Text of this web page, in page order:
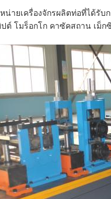
ายเครื่องจักรผลิตท่อที่ได้รับ
ต์ โมร็อกโก คาซัคสถาน เม็ก